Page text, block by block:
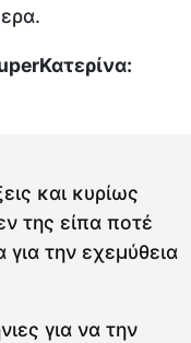
και κυρίως
της είπα ποτέ
την εχεμύθεια
για να την